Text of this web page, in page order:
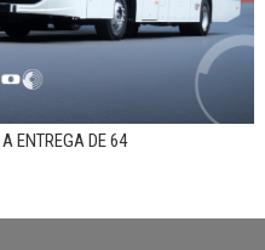
ENTREGA DE 64